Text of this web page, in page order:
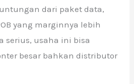
dari paket data,
yang marginnya lebih
serius, usaha ini bisa
besar bahkan distributor